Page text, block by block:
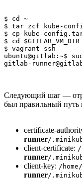
$ cd ~
$ tar zcf kube-
$ cp kube-
$ cd $GITLAB_VM_DIR
$ vagrant ssh
ubuntu@gitlab:~$
gitlab-
Следующий шаг —
был правильный путь
certificate-
runner/
client-certificate: /
runner/
client-key: /home/
runner/